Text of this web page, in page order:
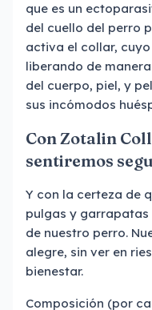
que es un
del cuello del perro
activa el collar,
liberando de
del cuerpo, piel, y
sus incómodos
Con Zotalin
sentiremos
Y con la certeza de
pulgas y garrapatas
de nuestro perro.
alegre, sin ver en
bienestar.
Composición (por